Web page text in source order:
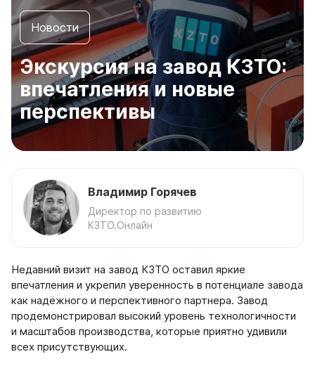
сообщений
в
WhatsApp
и
Telegram,
воспользуйтесь
другими
каналами
связи.
Написать
в
Telegram
Написать
в Max
Боковое подключение
Нижнее подключение
Стальные
Российские
Длинные
Под окно
С терморегулятором
Тонкие
Узкие
на 5 секций
на 6 секций
на 7 секций
на 10 секций
на 11 секций
на 12 секций
на 13 секций
на 14 секций
на 15 секций
Новости
Экскурсия на завод КЗТО:
впечатления и новые
перспективы
Владимир Горячев
Директор по развитию
КЗТО.Онлайн
Недавний визит на завод КЗТО оставил яркие
впечатления и укрепил уверенность в потенциале завода
как надёжного и перспективного партнера. Завод
продемонстрировал высокий уровень технологичности
и масштабов производства, которые приятно удивили
всех присутствующих.